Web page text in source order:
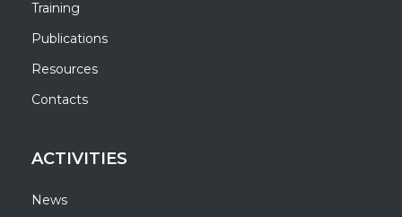
Training
Publications
Resources
Contacts
ACTIVITIES
News